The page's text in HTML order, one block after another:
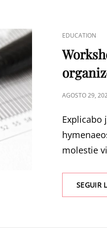
EDUCATION
AGOSTO 29,
Explicabo
molestie
SEGUIR